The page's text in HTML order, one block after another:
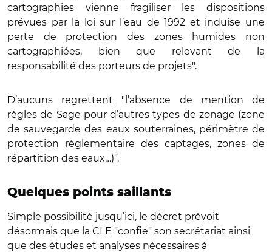
cartographies vienne fragiliser les dispositions
prévues par la loi sur l’eau de 1992 et induise une
perte de protection des zones humides non
cartographiées, bien que relevant de la
responsabilité des porteurs de projets".
D’aucuns regrettent "l’absence de mention de
règles de Sage pour d’autres types de zonage (zone
de sauvegarde des eaux souterraines, périmètre de
protection réglementaire des captages, zones de
répartition des eaux…)".
Quelques points saillants
Simple possibilité jusqu’ici, le décret prévoit
désormais que la CLE "confie" son secrétariat ainsi
que des études et analyses nécessaires à